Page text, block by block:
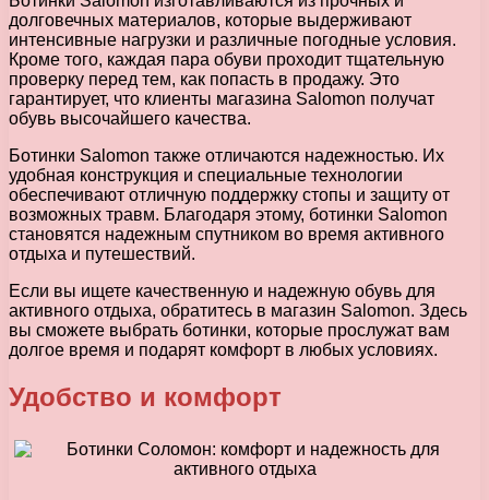
долговечных материалов, которые выдерживают
интенсивные нагрузки и различные погодные условия.
Кроме того, каждая пара обуви проходит тщательную
проверку перед тем, как попасть в продажу. Это
гарантирует, что клиенты магазина Salomon получат
обувь высочайшего качества.
Ботинки Salomon также отличаются надежностью. Их
удобная конструкция и специальные технологии
обеспечивают отличную поддержку стопы и защиту от
возможных травм. Благодаря этому, ботинки Salomon
становятся надежным спутником во время активного
отдыха и путешествий.
Если вы ищете качественную и надежную обувь для
активного отдыха, обратитесь в магазин Salomon. Здесь
вы сможете выбрать ботинки, которые прослужат вам
долгое время и подарят комфорт в любых условиях.
Удобство и комфорт